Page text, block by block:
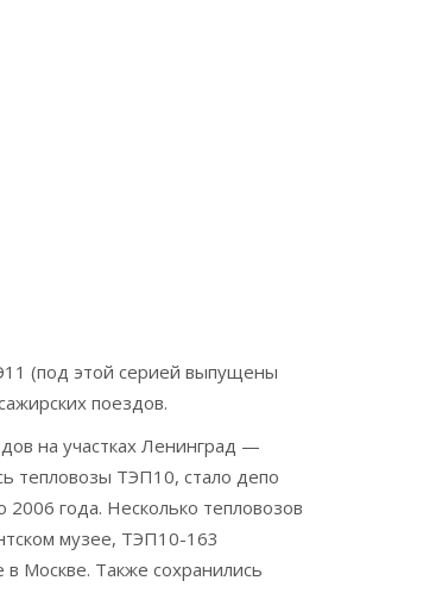
(под этой серией выпущены
поездов.
на участках Ленинград —
тепловозы ТЭП10, стало депо
года. Несколько тепловозов
музее, ТЭП10-163
Москве. Также сохранились